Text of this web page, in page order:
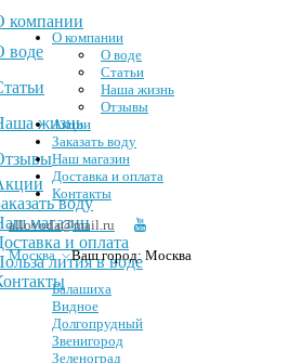
компании
воде
жизнь
воду
магазин
и оплата
лития в воде
О компании
О воде
Статьи
Наша жизнь
Отзывы
Акции
Заказать воду
Наш магазин
Доставка и оплата
Контакты
allovoda@mail.ru
Москва
Ваш город: Москва
Балашиха
Видное
Долгопрудный
Звенигород
Зеленоград